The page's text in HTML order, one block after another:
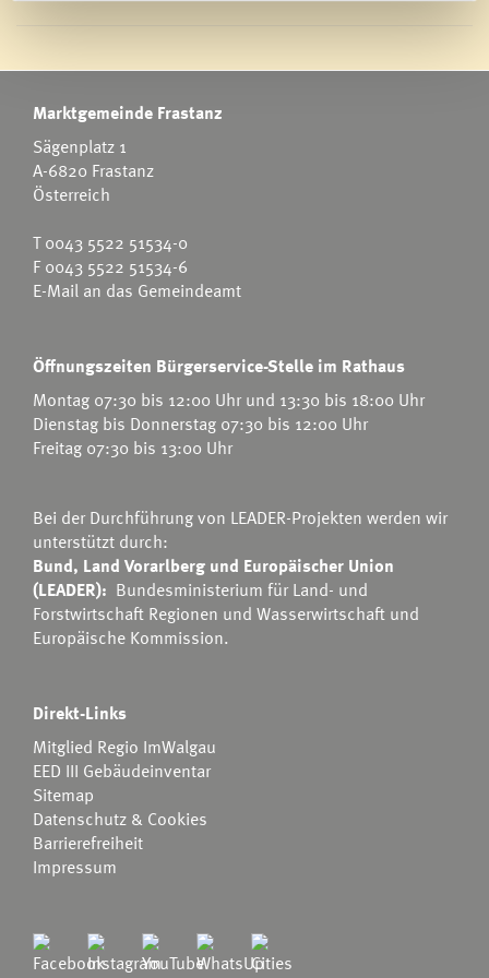
Marktgemeinde Frastanz
Sägenplatz 1
A-6820 Frastanz
Österreich
T0043 5522 51534-0
F 0043 5522 51534-6
E-Mail an das Gemeindeamt
Öffnungszeiten Bürgerservice-Stelle im Rathaus
Montag 07:30 bis 12:00 Uhr und 13:30 bis 18:00 Uhr
Dienstag bis Donnerstag 07:30 bis 12:00 Uhr
Freitag 07:30 bis 13:00 Uhr
Bei der Durchführung von LEADER-Projekten werden wir
unterstützt durch:
Bund, Land Vorarlberg und Europäischer Union
(LEADER): Bundesministerium für Land- und
Forstwirtschaft Regionen und Wasserwirtschaft und
Europäische Kommission.
Direkt-Links
Mitglied Regio ImWalgau
EED III Gebäudeinventar
Sitemap
Datenschutz & Cookies
Barrierefreiheit
Impressum